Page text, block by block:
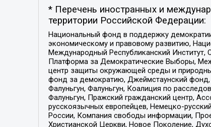
* Перечень иностранных и
территории Российской Федерации:
Национальный фонд в поддержку
экономическому и правовому развитию,
Международный Республиканский Институт,
Платформа за Демократические Выборы,
центр защиты окружающей среды и
фонд за демократию, Джеймстаунский фонд,
Фалуньгун, Фалуньгун, Коалиция по
Фалуньгун, Пражский гражданский центр,
русскоязычных европейцев, Немецко-
России, Компания свободы информации,
Христианской Церкви, Новое Поколение,